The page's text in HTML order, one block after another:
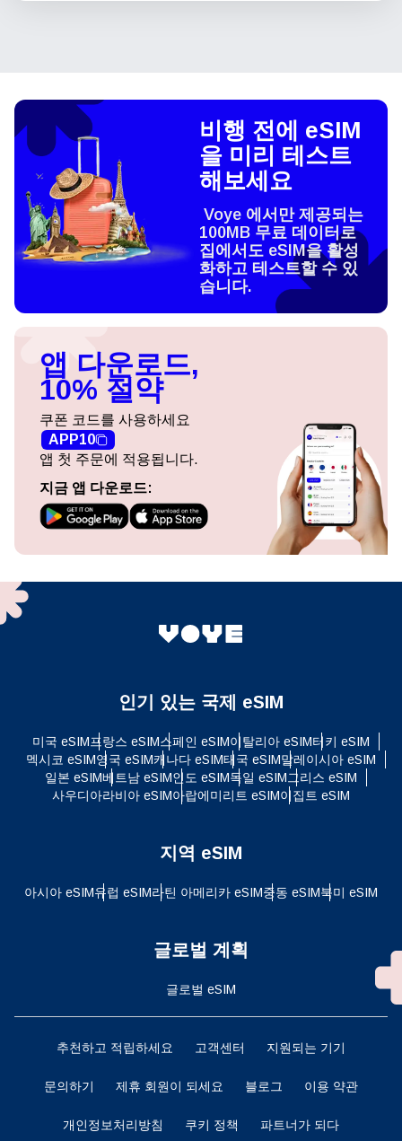
비행 전에 eSIM
을 미리 테스트
해보세요
Voye 에서만 제공되는
100MB 무료 데이터로
집에서도 eSIM을 활성
화하고 테스트할 수 있
습니다.
앱 다운로드,
10% 절약
쿠폰 코드를 사용하세요
APP10
앱 첫 주문에 적용됩니다.
지금 앱 다운로드:
인기 있는 국제 eSIM
미국 eSIM프랑스 eSIM스페인 eSIM이탈리아 eSIM터키 eSIM
멕시코 eSIM영국 eSIM캐나다 eSIM태국 eSIM말레이시아 eSIM
일본 eSIM베트남 eSIM인도 eSIM독일 eSIM그리스 eSIM
사우디아라비아 eSIM아랍에미리트 eSIM이집트 eSIM
지역 eSIM
아시아 eSIM유럽 ​​eSIM라틴 아메리카 eSIM중동 eSIM북미 eSIM
글로벌 계획
글로벌 eSIM
추천하고 적립하세요 고객센터 지원되는 기기
문의하기 제휴 회원이 되세요 블로그 이용 약관
개인정보처리방침 쿠키 정책 파트너가 되다